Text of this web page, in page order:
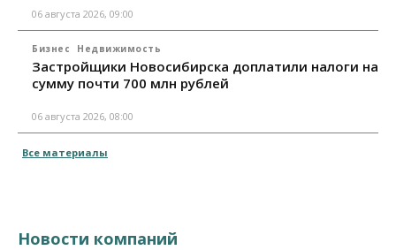
06 августа 2026, 09:00
Бизнес Недвижимость
Застройщики Новосибирска доплатили налоги на
сумму почти 700 млн рублей
06 августа 2026, 08:00
Все материалы
Новости компаний